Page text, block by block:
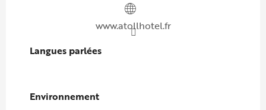
www.atollhotel.fr
Langues parlées
Langues parlées
Environnement
Environnement